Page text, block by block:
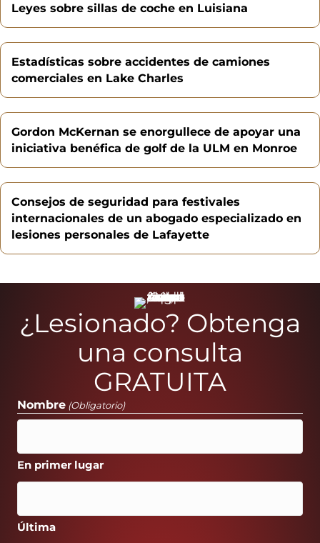
Leyes sobre sillas de coche en Luisiana
Estadísticas sobre accidentes de camiones
comerciales en Lake Charles
Gordon McKernan se enorgullece de apoyar una
iniciativa benéfica de golf de la ULM en Monroe
Consejos de seguridad para festivales
internacionales de un abogado especializado en
lesiones personales de Lafayette
¿Lesionado? Obtenga
una consulta
GRATUITA
Nombre (Obligatorio)
En primer lugar
Última